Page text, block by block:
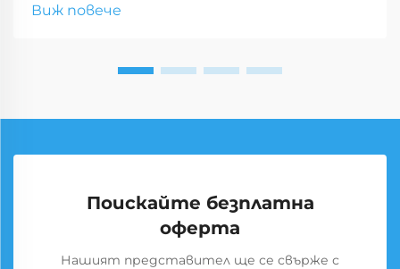
Виж повече
Поискайте безплатна
оферта
Нашият представител ще се свърже с